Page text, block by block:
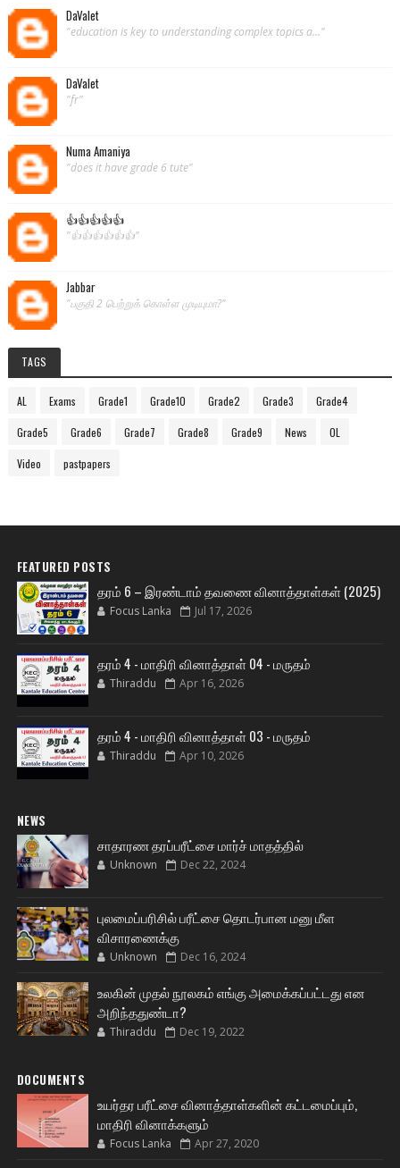
DaValet
"education is key to understanding complex topics a..."
DaValet
"fr"
Numa Amaniya
"does it have grade 6 tute"
👍👍👍👍👍
"👍👍👍👍👍👍"
Jabbar
"பகுதி 2 பெற்றுக் கொள்ள முடியுமா?"
TAGS
AL Exams Grade1 Grade10 Grade2 Grade3 Grade4
Grade5 Grade6 Grade7 Grade8 Grade9 News OL
Video pastpapers
FEATURED POSTS
தரம் 6 – இரண்டாம் தவணை வினாத்தாள்கள் (2025)
Focus Lanka Jul 17, 2026
தரம் 4 - மாதிரி வினாத்தாள் 04 - மருதம்
Thiraddu Apr 16, 2026
தரம் 4 - மாதிரி வினாத்தாள் 03 - மருதம்
Thiraddu Apr 10, 2026
NEWS
சாதாரண தரப்பரீட்சை மார்ச் மாதத்தில்
Unknown Dec 22, 2024
புலமைப்பரிசில் பரீட்சை தொடர்பான மனு மீள
விசாரணைக்கு
Unknown Dec 16, 2024
உலகின் முதல் நூலகம் எங்கு அமைக்கப்பட்டது என
அறிந்ததுண்டா?
Thiraddu Dec 19, 2022
DOCUMENTS
உயர்தர பரீட்சை வினாத்தாள்களின் கட்டமைப்பும்,
மாதிரி வினாக்களும்
Focus Lanka Apr 27, 2020